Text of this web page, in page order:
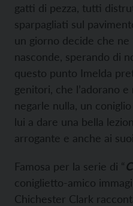
gatti di pezza, tutti
sparpagliati sul
un giorno decide che ne
nasconde, sperando di
questo punto Imelda
genitori, che l’adorano
negarle nulla, un
lui a dare una bella
arrogante e anche ai
Famosa per la serie di “
coniglietto-amico
Chichester Clark